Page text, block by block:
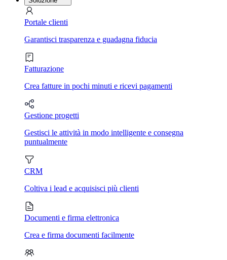
Portale clienti
Garantisci trasparenza e guadagna fiducia
Fatturazione
Crea fatture in pochi minuti e ricevi pagamenti
Gestione progetti
Gestisci le attività in modo intelligente e consegna
puntualmente
CRM
Coltiva i lead e acquisisci più clienti
Documenti e firma elettronica
Crea e firma documenti facilmente